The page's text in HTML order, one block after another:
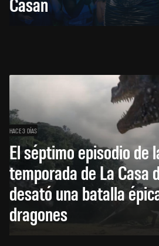
HACE 3 DÍAS
El séptimo episodio de
temporada de La Casa
desató una batalla
dragones